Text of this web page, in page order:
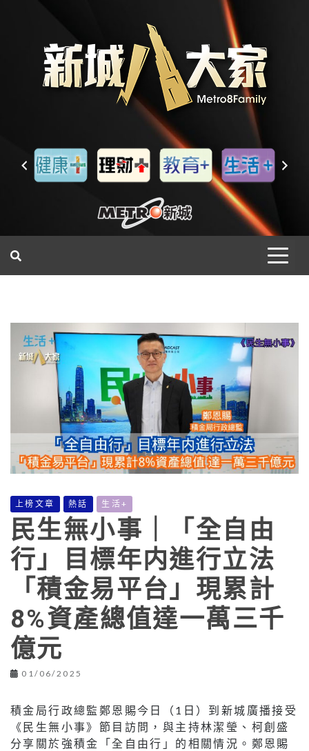
上榜文章 熱話 生活+
民生無小事｜「全自由
行」目標年内進行立法
「積金易平台」現累計
8%資產總值達一萬三千
億元
01/06/2025
積金局行政總監鄭恩賜今日（1日）到新城廣播接受
《民生無小事》節目訪問，與主持林潔瑩、柯創盛
分享關於強積金「全自由行」的相關情況。鄭恩賜